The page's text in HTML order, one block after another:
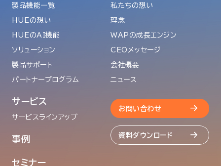
製品機能一覧
HUEの想い
HUEのAI機能
ソリューション
製品サポート
パートナープログラム
サービス
サービスラインアップ
事例
セミナー
私たちの想い
理念
WAPの成長エンジン
CEOメッセージ
会社概要
ニュース
お問い合わせ
資料ダウンロード